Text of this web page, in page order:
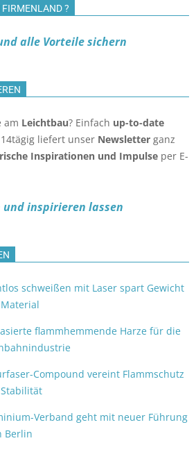
?
alle Vorteile sichern
am Leichtbau? Einfach up-to-date
liefert unser Newsletter ganz
Inspirationen und Impulse per E-
und inspirieren lassen
schweißen mit Laser spart Gewicht
flammhemmende Harze für die
Compound vereint Flammschutz
Verband geht mit neuer Führung
Berlin